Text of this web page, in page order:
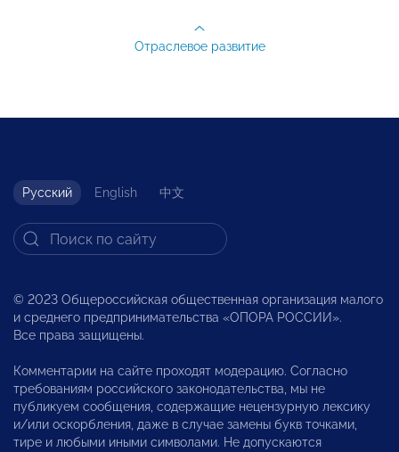
Отраслевое развитие
Русский English 中文
© 2023 Общероссийская общественная организация малого
и среднего предпринимательства «ОПОРА РОССИИ».
Все права защищены.
Комментарии на сайте проходят модерацию. Согласно
требованиям российского законодательства, мы не
публикуем сообщения, содержащие нецензурную лексику
и/или оскорбления, даже в случае замены букв точками,
тире и любыми иными символами. Не допускаются